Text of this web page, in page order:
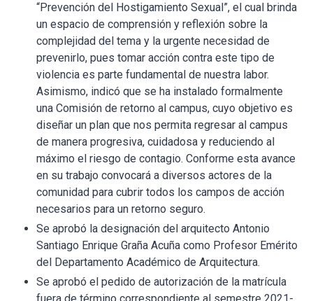
“Prevención del Hostigamiento Sexual”, el cual brinda
un espacio de comprensión y reflexión sobre la
complejidad del tema y la urgente necesidad de
prevenirlo, pues tomar acción contra este tipo de
violencia es parte fundamental de nuestra labor.
Asimismo, indicó que se ha instalado formalmente
una Comisión de retorno al campus, cuyo objetivo es
diseñar un plan que nos permita regresar al campus
de manera progresiva, cuidadosa y reduciendo al
máximo el riesgo de contagio. Conforme esta avance
en su trabajo convocará a diversos actores de la
comunidad para cubrir todos los campos de acción
necesarios para un retorno seguro.
Se aprobó la designación del arquitecto Antonio
Santiago Enrique Graña Acuña como Profesor Emérito
del Departamento Académico de Arquitectura.
Se aprobó el pedido de autorización de la matrícula